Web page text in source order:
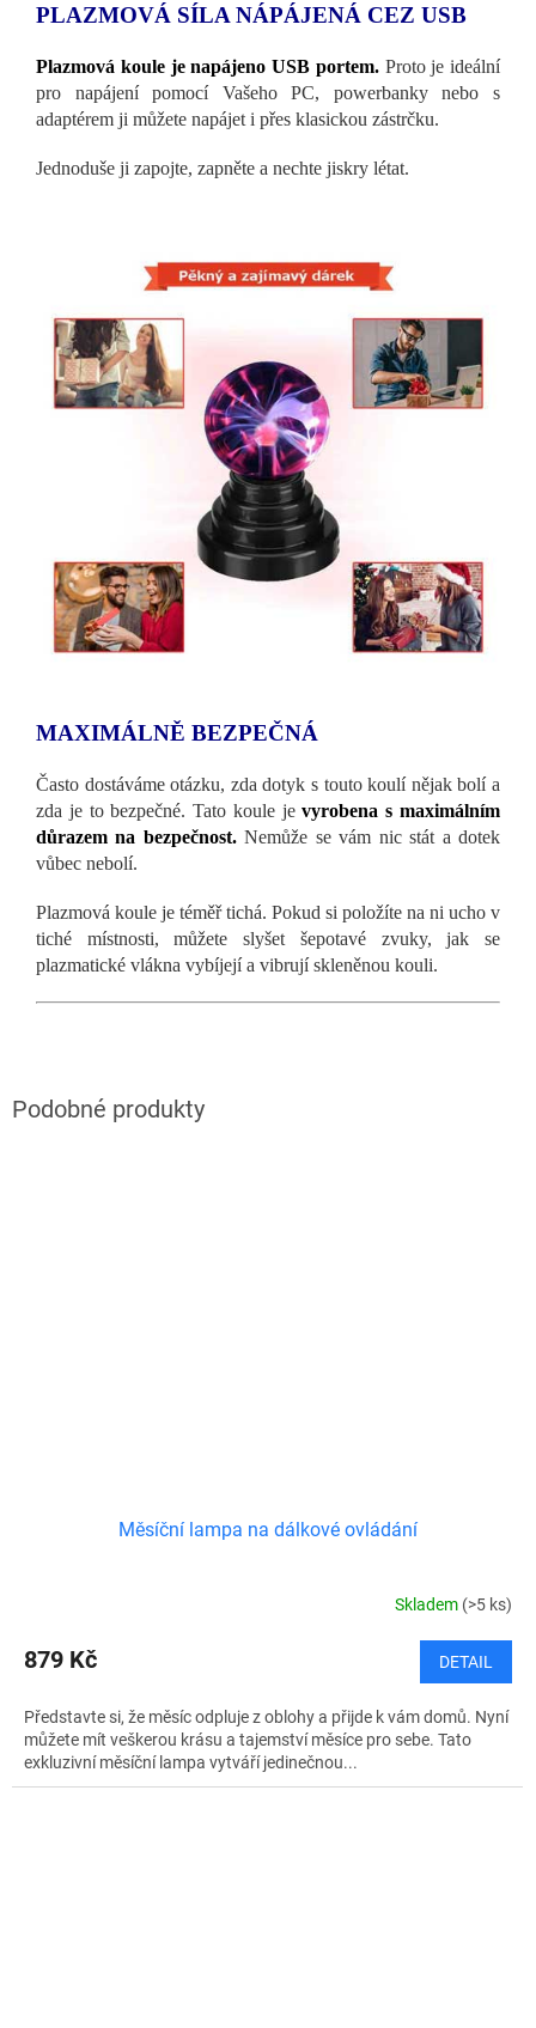
PLAZMOVÁ SÍLA NÁPÁJENÁ CEZ USB
Plazmová koule je napájeno USB portem.Proto je ideální
pro napájení pomocí Vašeho PC, powerbanky nebo s
adaptérem ji můžete napájet i přes klasickou zástrčku.
Jednoduše ji zapojte, zapněte a nechte jiskry létat.
MAXIMÁLNĚ BEZPEČNÁ
Často dostáváme otázku, zda dotyk s touto koulí nějak bolí a
zda je to bezpečné. Tato koule jevyrobena s maximálním
důrazem na bezpečnost.Nemůže se vám nic stát a dotek
vůbec nebolí.
Plazmová koule je téměř tichá. Pokud si položíte na ni ucho v
tiché místnosti, můžete slyšet šepotavé zvuky, jak se
plazmatické vlákna vybíjejí a vibrují skleněnou kouli.
Měsíční lampa na dálkové ovládání
Skladem (>5 ks)
879 Kč DETAIL
Představte si, že měsíc odpluje z oblohy a přijde k vám domů. Nyní
můžete mít veškerou krásu a tajemství měsíce pro sebe. Tato
exkluzivní měsíční lampa vytváří jedinečnou...